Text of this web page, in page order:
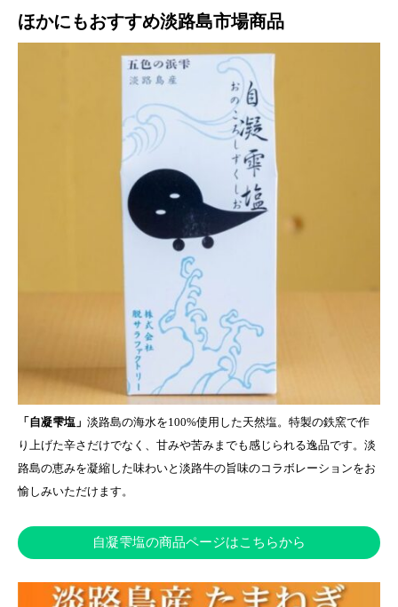
ほかにもおすすめ淡路島市場商品
「自凝雫塩」 淡路島の海水を100%使用した天然塩。特製の鉄窯で作
り上げた辛さだけでなく、甘みや苦みまでも感じられる逸品です。淡
路島の恵みを凝縮した味わいと淡路牛の旨味のコラボレーションをお
愉しみいただけます。
自凝雫塩の商品ページはこちらから